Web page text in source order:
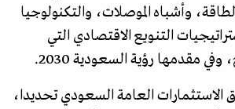
وأشباه الموصلات، والتكنولوجيا
التنويع الاقتصادي التي
مقدمها رؤية السعودية 2030.
الاستثمارات العامة السعودي تحديدا،